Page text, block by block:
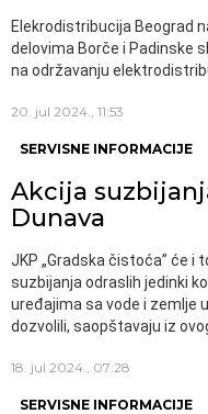
Elekrodistribucija Beograd
delovima Borče i Padinske
na održavanju
20. jul 2024., 11:53
SERVISNE INFORMACIJE
Akcija
Dunava
JKP „Gradska čistoća” će i
suzbijanja odraslih jedinki
uređajima sa vode i zemlje
dozvolili, saopštavaju iz
18. jul 2024., 07:28
SERVISNE INFORMACIJE